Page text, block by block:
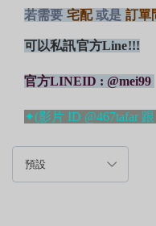
若需要 宅配 或是 訂單
可以私訊官方Line!!!
官方LINEID : @mei99
✦(影片 ID @467tafar